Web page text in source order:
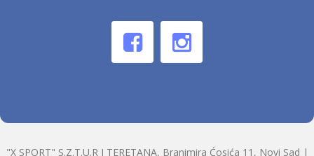
"X SPORT" S.Z.T.U.R I TERETANA, Branimira Ćosića 11, Novi Sad |